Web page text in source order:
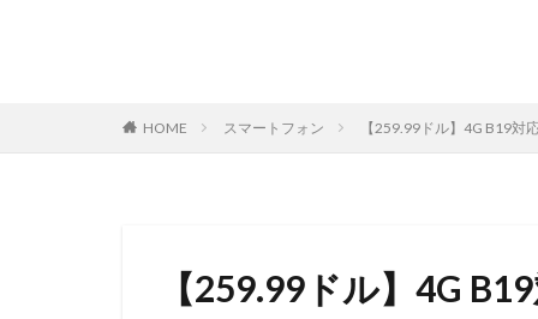
HOME スマートフォン 【259.99ドル】4G B19
【259.99ドル】4G